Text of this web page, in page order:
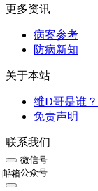
更多资讯
病案参考
防病新知
关于本站
维D哥是谁？
免责声明
联系我们
微信号
公众号
邮箱